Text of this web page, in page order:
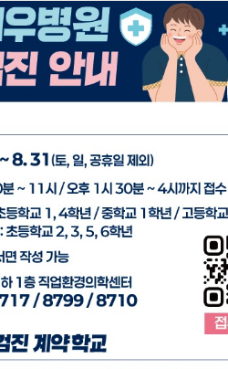
북마크 접속자 100 (
HOME